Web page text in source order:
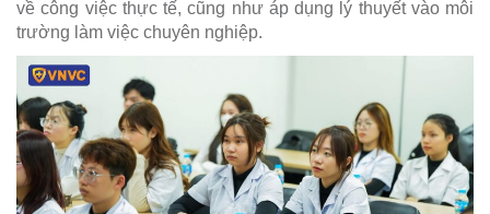
về công việc thực tế, cũng như áp dụng lý thuyết vào môi
trường làm việc chuyên nghiệp.